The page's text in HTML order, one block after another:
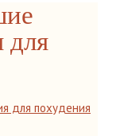
для
для похудения